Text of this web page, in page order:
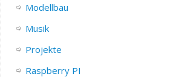
Modellbau
Musik
Projekte
Raspberry PI